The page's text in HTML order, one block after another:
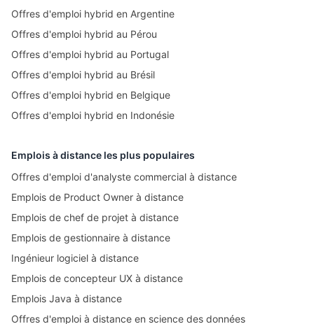
Offres d'emploi hybrid en Argentine
Offres d'emploi hybrid au Pérou
Offres d'emploi hybrid au Portugal
Offres d'emploi hybrid au Brésil
Offres d'emploi hybrid en Belgique
Offres d'emploi hybrid en Indonésie
Emplois à distance les plus populaires
Offres d'emploi d'analyste commercial à distance
Emplois de Product Owner à distance
Emplois de chef de projet à distance
Emplois de gestionnaire à distance
Ingénieur logiciel à distance
Emplois de concepteur UX à distance
Emplois Java à distance
Offres d'emploi à distance en science des données